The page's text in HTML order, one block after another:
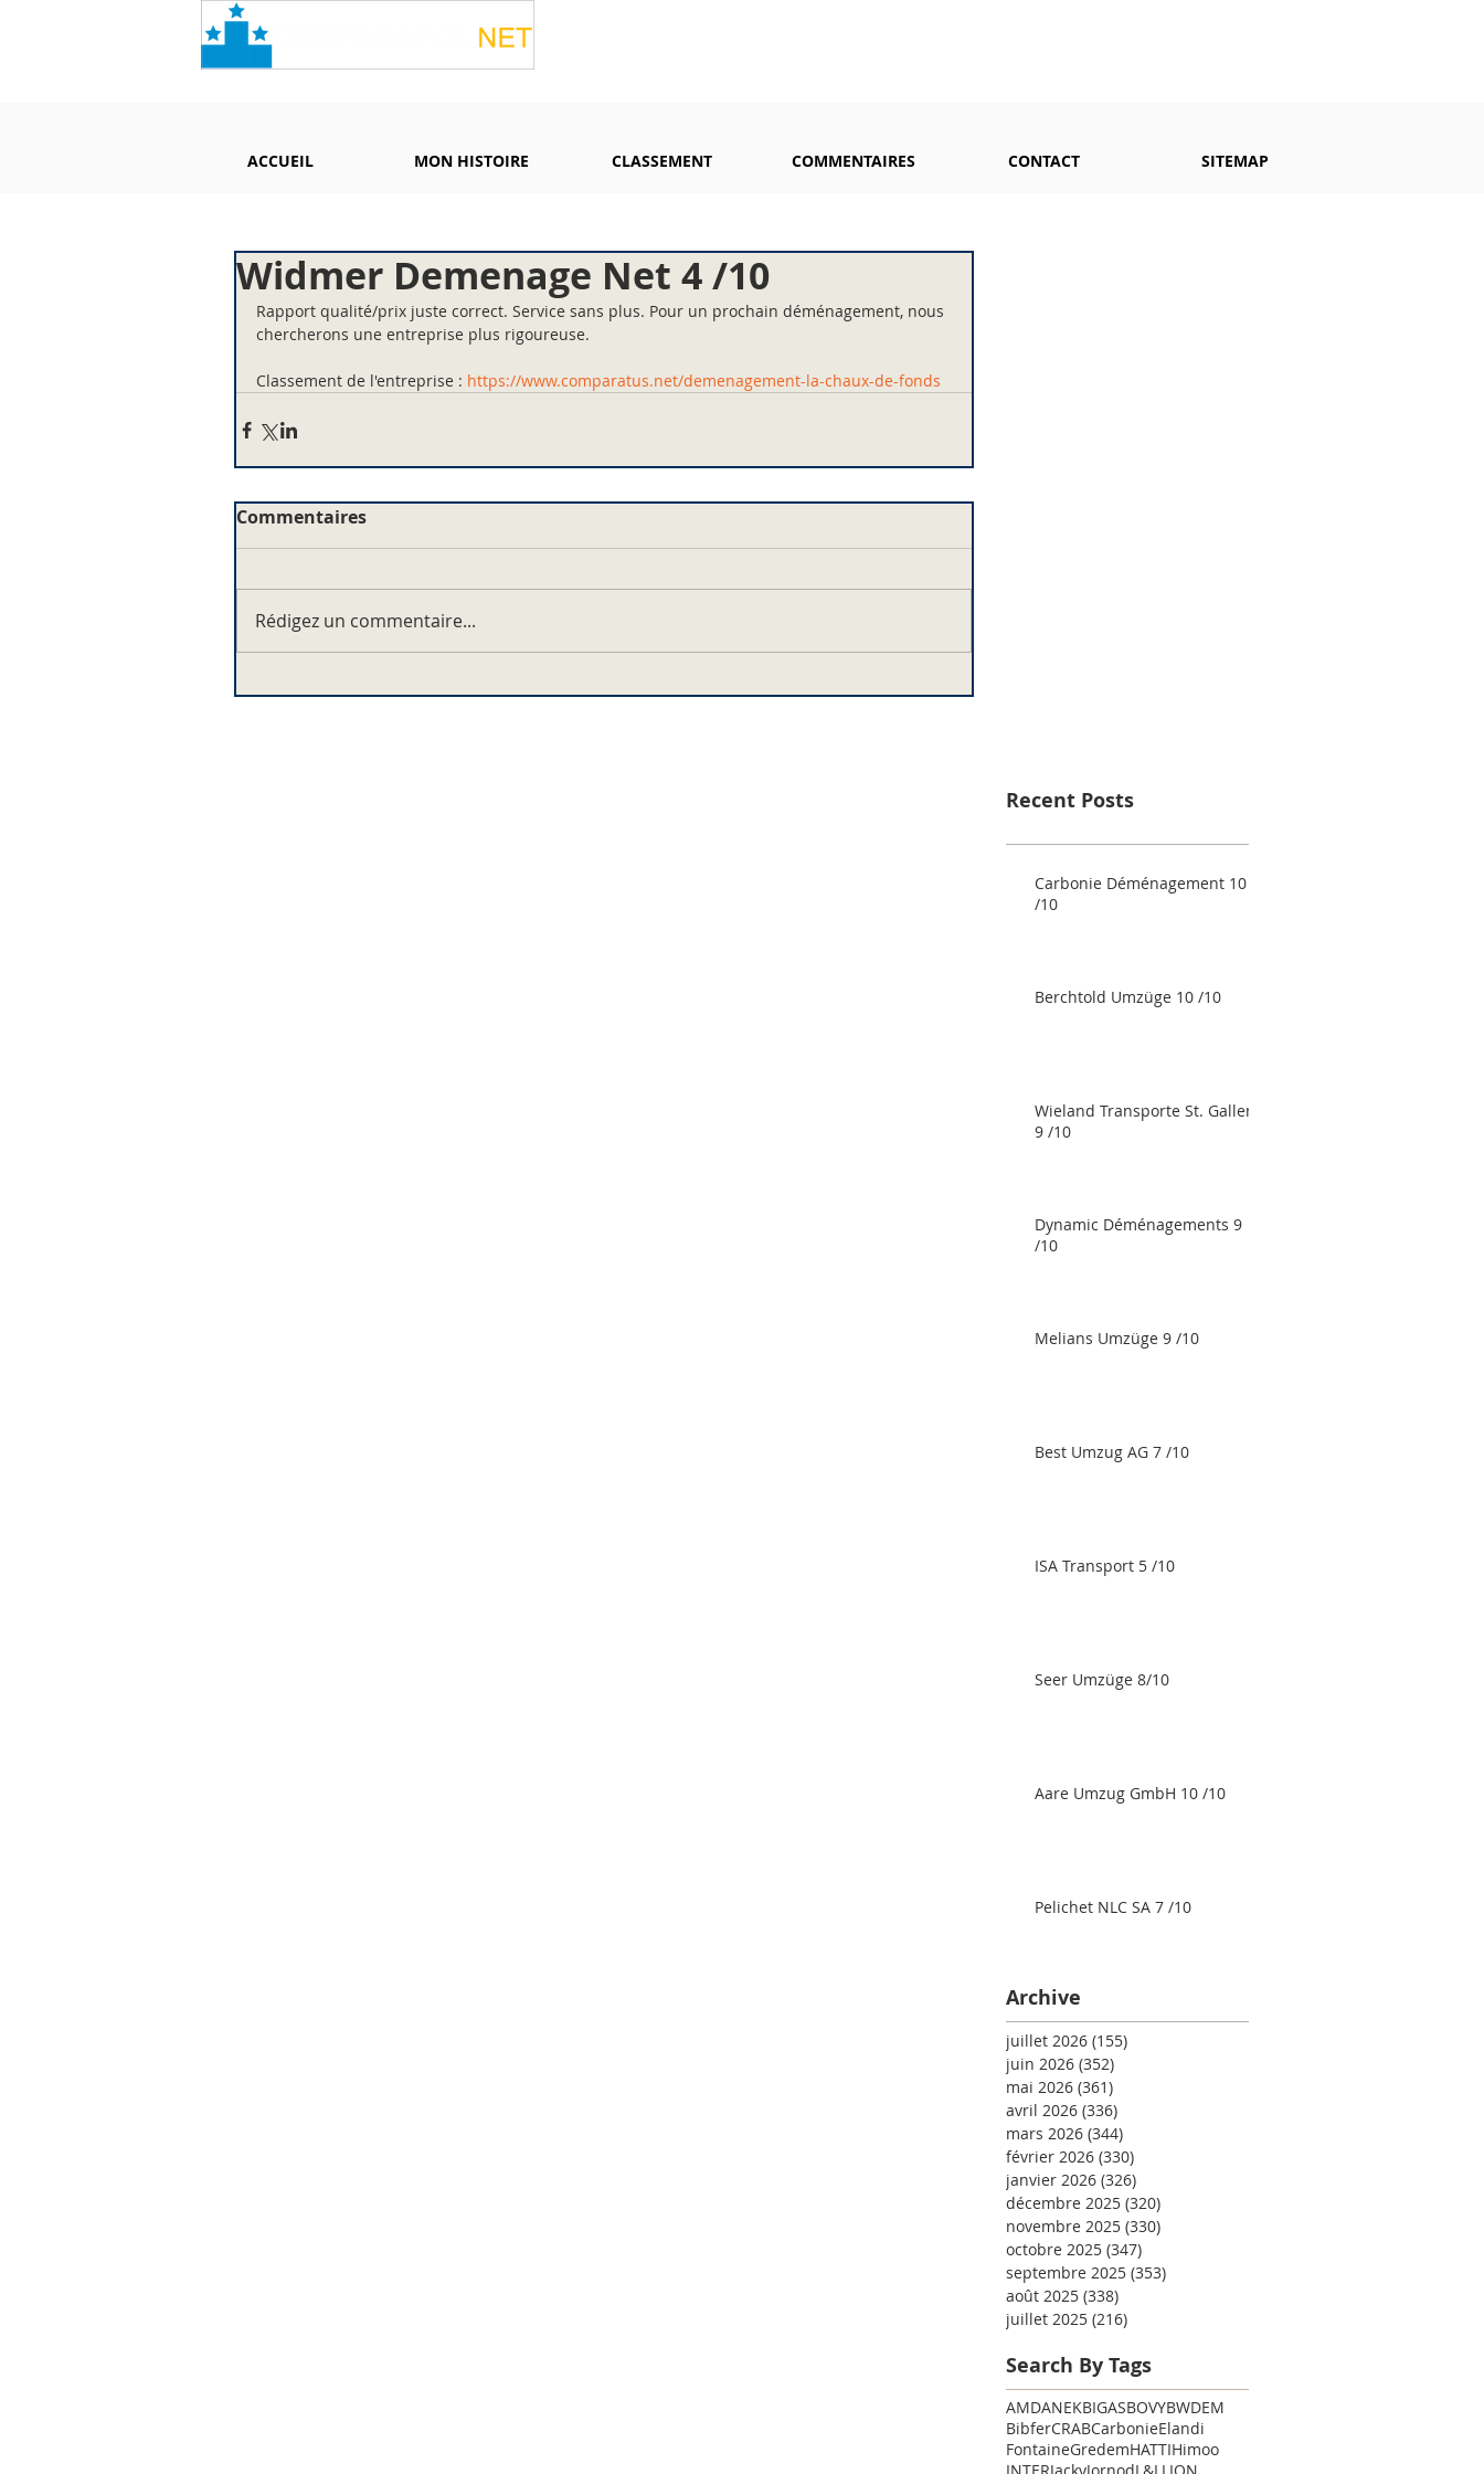
ACCUEIL MON HISTOIRE CLASSEMENT COMMENTAIRES CONTACT SITEMAP
Widmer Demenage Net 4 /10
Rapport qualité/prix juste correct. Service sans plus. Pour un prochain déménagement, nous
chercherons une entreprise plus rigoureuse.
Classement de l'entreprise : https://www.comparatus.net/demenagement-la-chaux-de-fonds
Commentaires
Rédigez un commentaire...
Recent Posts
Carbonie Déménagement 10
/10
Berchtold Umzüge 10 /10
Wieland Transporte St. Gallen
9 /10
Dynamic Déménagements 9
/10
Melians Umzüge 9 /10
Best Umzug AG 7 /10
ISA Transport 5 /10
Seer Umzüge 8/10
Aare Umzug GmbH 10 /10
Pelichet NLC SA 7 /10
Archive
juillet 2026 (155)
juin 2026 (352)
mai 2026 (361)
avril 2026 (336)
mars 2026 (344)
février 2026 (330)
janvier 2026 (326)
décembre 2025 (320)
novembre 2025 (330)
octobre 2025 (347)
septembre 2025 (353)
août 2025 (338)
juillet 2025 (216)
Search By Tags
AMDANEKBIGASBOVYBWDEM
BibferCRABCarbonieElandi
FontaineGredemHATTIHimoo